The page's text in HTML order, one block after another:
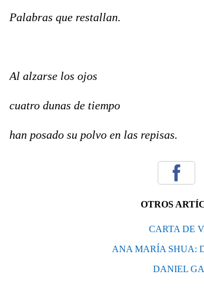
Palabras que restallan.
Al alzarse los ojos
cuatro dunas de tiempo
han posado su polvo en las repisas.
OTROS
CARTA DE
ANA MARÍA SHUA:
DANIEL